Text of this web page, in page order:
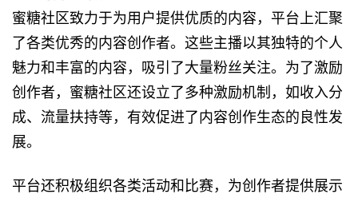
蜜糖社区致力于为用户提供优质的内容，平台上汇聚
了各类优秀的内容创作者。这些主播以其独特的个人
魅力和丰富的内容，吸引了大量粉丝关注。为了激励
创作者，蜜糖社区还设立了多种激励机制，如收入分
成、流量扶持等，有效促进了内容创作生态的良性发
展。
平台还积极组织各类活动和比赛，为创作者提供展示